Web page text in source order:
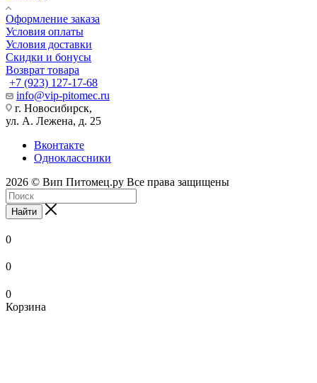
Оформление заказа
Условия оплаты
Условия доставки
Скидки и бонусы
Возврат товара
+7 (923) 127-17-68
info@vip-pitomec.ru
г. Новосибирск,
ул. А. Лежена, д. 25
Вконтакте
Одноклассники
2026 © Вип Питомец.ру Все права защищены
Найти
0
0
0
Корзина